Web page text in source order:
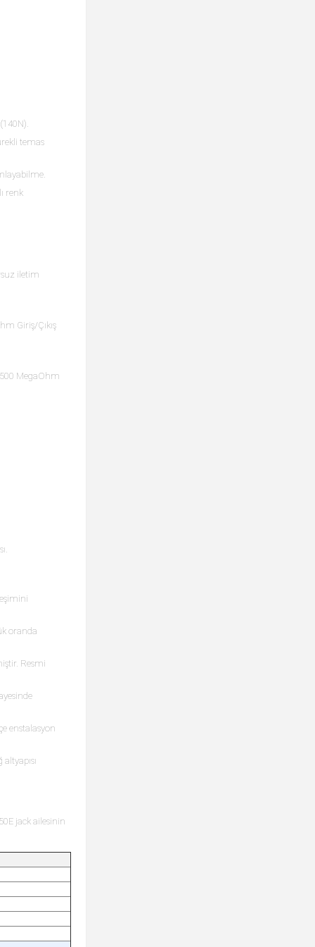
temas
renk
iletim
Giriş/Çıkış
MegaOhm
oranda
Resmi
enstalasyon
jack ailesinin